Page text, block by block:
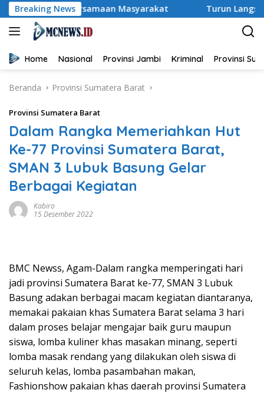
Langsung
ke
konten
Breaking NewsMasyarakat Turun Langsung Padamkan
Home Nasional Provinsi Jambi Kriminal Provinsi
Beranda Provinsi Sumatera Barat
Provinsi Sumatera Barat
Dalam Rangka Memeriahkan Hut
Ke-77 Provinsi Sumatera Barat,
SMAN 3 Lubuk Basung Gelar
Berbagai Kegiatan
Kabiro
15 Desember 2022
BMC Newss, Agam-Dalam rangka memperingati hari
jadi provinsi Sumatera Barat ke-77, SMAN 3 Lubuk
Basung adakan berbagai macam kegiatan diantaranya,
memakai pakaian khas Sumatera Barat selama 3 hari
dalam proses belajar mengajar baik guru maupun
siswa, lomba kuliner khas masakan minang, seperti
lomba masak rendang yang dilakukan oleh siswa di
seluruh kelas, lomba pasambahan makan,
Fashionshow pakaian khas daerah provinsi Sumatera